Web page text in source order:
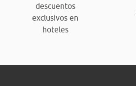
descuentos
exclusivos en
hoteles